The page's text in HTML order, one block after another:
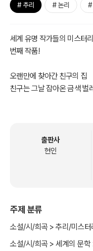
# 추리 # 논리 #
세계 유명 작가들의 미스터
번째 작품!
오랜만에 찾아간 친구의 집
친구는 그날 잡아온 금색 벌
출판사
현인
주제 분류
소설/시/희곡 > 추리/미스터
소설/시/희곡 > 세계의 문학